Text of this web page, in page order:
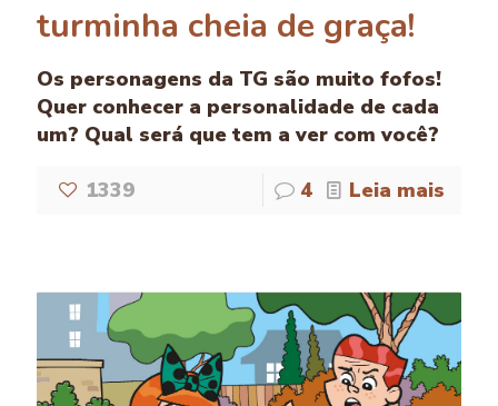
turminha cheia de graça!
Os personagens da TG são muito fofos!
Quer conhecer a personalidade de cada
um? Qual será que tem a ver com você?
1339 4 Leia mais